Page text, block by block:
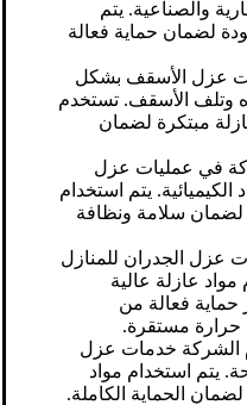
والصناعية. يتم
لضمان حماية فعالة
عزل الأسقف بشكل
وتلف الأسقف. تستخدم
مبتكرة لضمان
في عمليات عزل
الكيميائية. يتم استخدام
لضمان سلامة ونظافة
عزل الجدران للمنازل
مواد عازلة عالية
حماية فعالة من
حرارة مستقرة.
الشركة خدمات عزل
يتم استخدام مواد
الحماية الكاملة.